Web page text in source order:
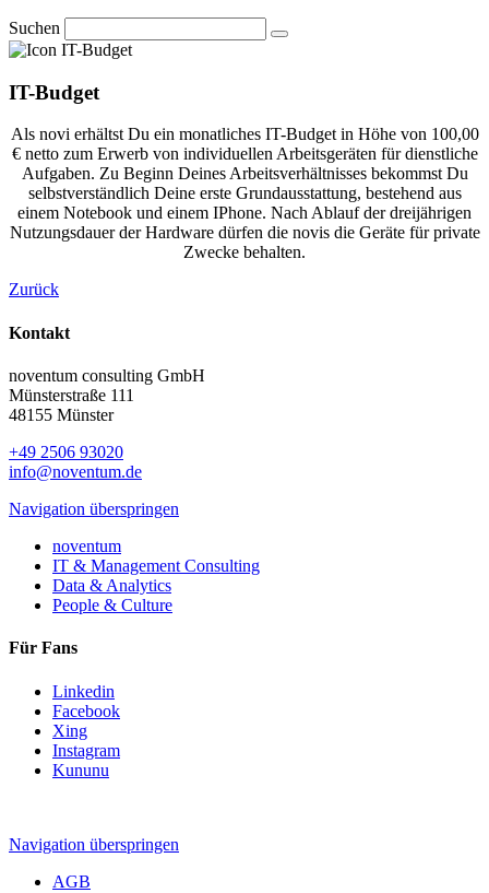
Suchen
IT-Budget
Als novi erhältst Du ein monatliches IT-Budget in Höhe von 100,00
€ netto zum Erwerb von individuellen Arbeitsgeräten für dienstliche
Aufgaben. Zu Beginn Deines Arbeitsverhältnisses bekommst Du
selbstverständlich Deine erste Grundausstattung, bestehend aus
einem Notebook und einem IPhone. Nach Ablauf der dreijährigen
Nutzungsdauer der Hardware dürfen die novis die Geräte für private
Zwecke behalten.
Zurück
Kontakt
noventum consulting GmbH
Münsterstraße 111
48155 Münster
+49 2506 93020
info@noventum.de
Navigation überspringen
noventum
IT & Management Consulting
Data & Analytics
People & Culture
Für Fans
Linkedin
Facebook
Xing
Instagram
Kununu
Navigation überspringen
AGB